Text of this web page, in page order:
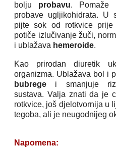
bolju probavu. Pomaže
probave ugljikohidrata. U
pijte sok od rotkvice prije
potiče izlučivanje žuči,
i ublažava hemeroide.
Kao prirodan diuretik
organizma. Ublažava bol i
bubrege i smanjuje
sustava. Valja znati da je
rotkvice, još djelotvornija u
tegoba, ali je neugodnijeg
Napomena: